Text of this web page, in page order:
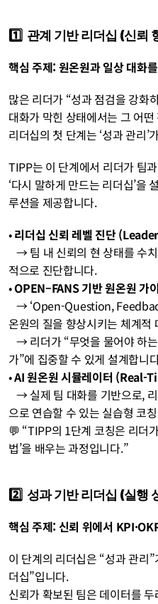
1️⃣  관계 기반 리더십 (신뢰
핵심 주제: 원온원과 일상 대화
많은 리더가 “성과 점검을 강화
대화가 막힌 상태에서는 그 어
리더십의 첫 단계는 ‘성과 관리’
TIPP는 이 단계에서 리더가 팀
‘다시 말하게 만드는 리더십’을
루션을 제공합니다.
• 리더십 신뢰 레벨 진단
   → 팀 내 신뢰의 현 상태를 수치화하고, 리더의 대화 행동을 객관
적으로 진단합니다.
• OPEN–FANS 기반 원온원 가
   → ‘Open-Question, Feedback, Needs, Support’ 구조로 원
온원의 질을 향상시키는 체계적
   → 리더가 “무엇을 물어야 하는가”보다 “어떻게 들어야 하는
가”에 집중할 수 있게 설계합니
• AI 원온원 시뮬레이터
   → 실제 팀 대화를 기반으로, 리더가 피드백·공감·질문을 실시간
으로 연습할 수 있는 실습형 코
💬 “TIPP의 1단계 코칭은 리더
법’을 배우는 과정입니다.”
2️⃣  성과 기반 리더십 (실행
핵심 주제: 신뢰 위에서
이 단계의 리더십은 “성과 관리
더십”입니다.
신뢰가 확보된 팀은 데이터를